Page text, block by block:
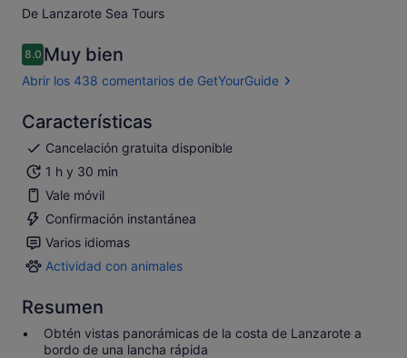
De Lanzarote Sea Tours
8.08.0 sobre 10
Muy bien
Abrir los 438 comentarios de GetYourGuide
Características
Cancelación gratuita disponible
1 h y 30 min
Vale móvil
Confirmación instantánea
Varios idiomas
Actividad con animales
Actividad
animales
Resumen
Obtén vistas panorámicas de la costa de Lanzarote a
bordo de una lancha rápida